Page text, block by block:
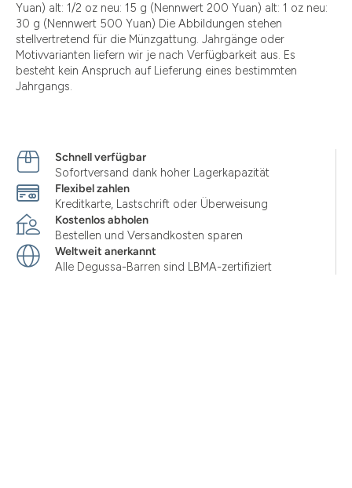
Yuan) alt: 1/2 oz neu: 15 g (Nennwert 200 Yuan) alt: 1 oz neu:
30 g (Nennwert 500 Yuan) Die Abbildungen stehen
stellvertretend für die Münzgattung. Jahrgänge oder
Motivvarianten liefern wir je nach Verfügbarkeit aus. Es
besteht kein Anspruch auf Lieferung eines bestimmten
Jahrgangs.
Schnell verfügbar
Sofortversand dank hoher Lagerkapazität
Flexibel zahlen
Kreditkarte, Lastschrift oder Überweisung
Kostenlos abholen
Bestellen und Versandkosten sparen
Weltweit anerkannt
Alle Degussa-Barren sind LBMA-zertifiziert